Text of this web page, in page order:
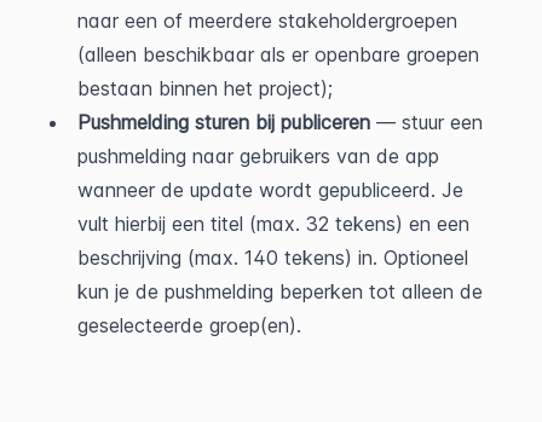
naar een of meerdere stakeholdergroepen
(alleen beschikbaar als er openbare groepen
bestaan binnen het project);
Pushmelding sturen bij publiceren — stuur een
pushmelding naar gebruikers van de app
wanneer de update wordt gepubliceerd. Je
vult hierbij een titel (max. 32 tekens) en een
beschrijving (max. 140 tekens) in. Optioneel
kun je de pushmelding beperken tot alleen de
geselecteerde groep(en).